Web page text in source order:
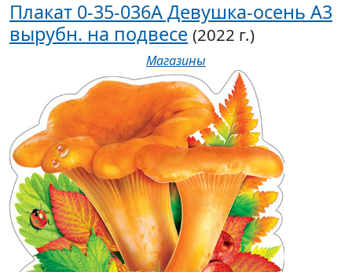
Плакат 0-35-036А Девушка-осень А3
вырубн. на подвесе (2022 г.)
Магазины